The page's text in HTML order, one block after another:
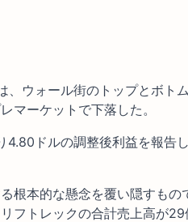
、ウォール街のトップとボト
マーケットで下落した。
ドルの調整後利益を報告
根本的な懸念を覆い隠すも
フトレックの合計売上高が